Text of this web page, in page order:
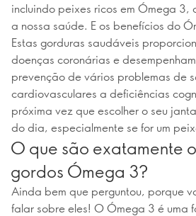
incluindo peixes ricos em Ómega 3,
a nossa saúde. E os benefícios do
Estas gorduras saudáveis
doenças coronárias e
prevenção de vários problemas de
cardiovasculares a deficiências
próxima vez que escolher o seu
do dia, especialmente se for um
O que são exatamente
gordos Ómega 3?
Ainda bem que perguntou, porque
falar sobre eles! O Ómega 3 é uma